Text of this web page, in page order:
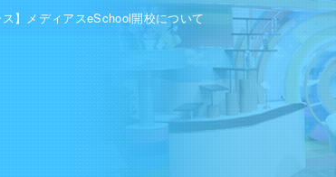
ス】メディアスeSchool開校について